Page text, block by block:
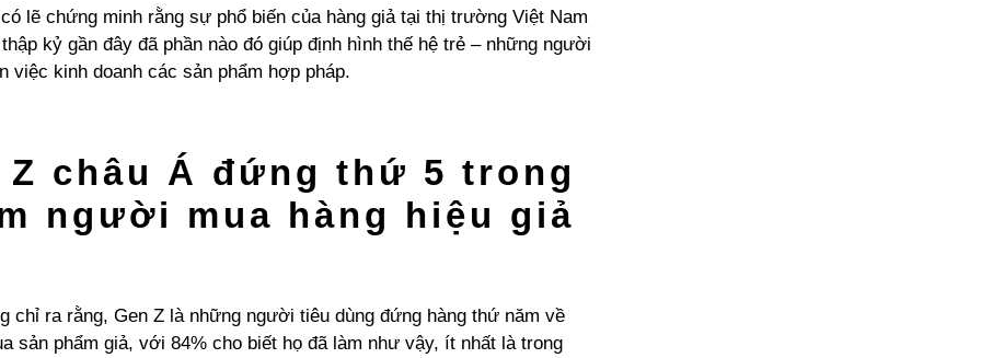
lẽ chứng minh rằng sự phổ biến của hàng giả tại thị trường Việt Nam
kỷ gần đây đã phần nào đó giúp định hình thế hệ trẻ – những người
việc kinh doanh các sản phẩm hợp pháp.
Z châu Á đứng thứ 5 trong
người mua hàng hiệu giả
chỉ ra rằng, Gen Z là những người tiêu dùng đứng hàng thứ năm về
sản phẩm giả, với 84% cho biết họ đã làm như vậy, ít nhất là trong